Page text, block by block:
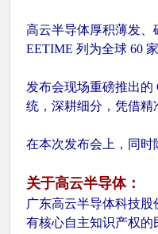
高云半导体厚积薄发、
EETIME 列为全球 60
发布会现场重磅推出的
统，深耕细分，凭借精
在本次发布会上，同时
关于高云半导体：
广东高云半导体科技
有核心自主知识产权的